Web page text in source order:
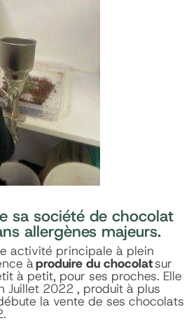
sa société de chocolat
allergènes majeurs.
activité principale à plein
àproduire du chocolatsur
à petit, pour ses proches. Elle
Juillet 2022 , produit à plus
la vente de ses chocolats